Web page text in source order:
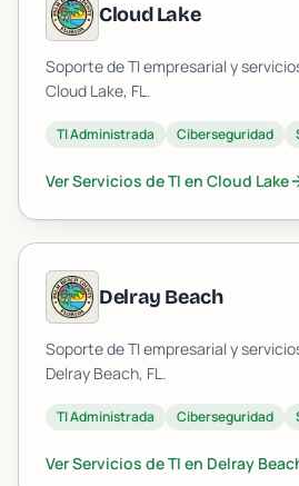
Cloud Lake
Soporte de TI empresarial y
Cloud Lake, FL.
TI Administrada Ciberseguridad
Ver Servicios de TI en Cloud Lake
Delray Beach
Soporte de TI empresarial y
Delray Beach, FL.
TI Administrada Ciberseguridad
Ver Servicios de TI en Delray